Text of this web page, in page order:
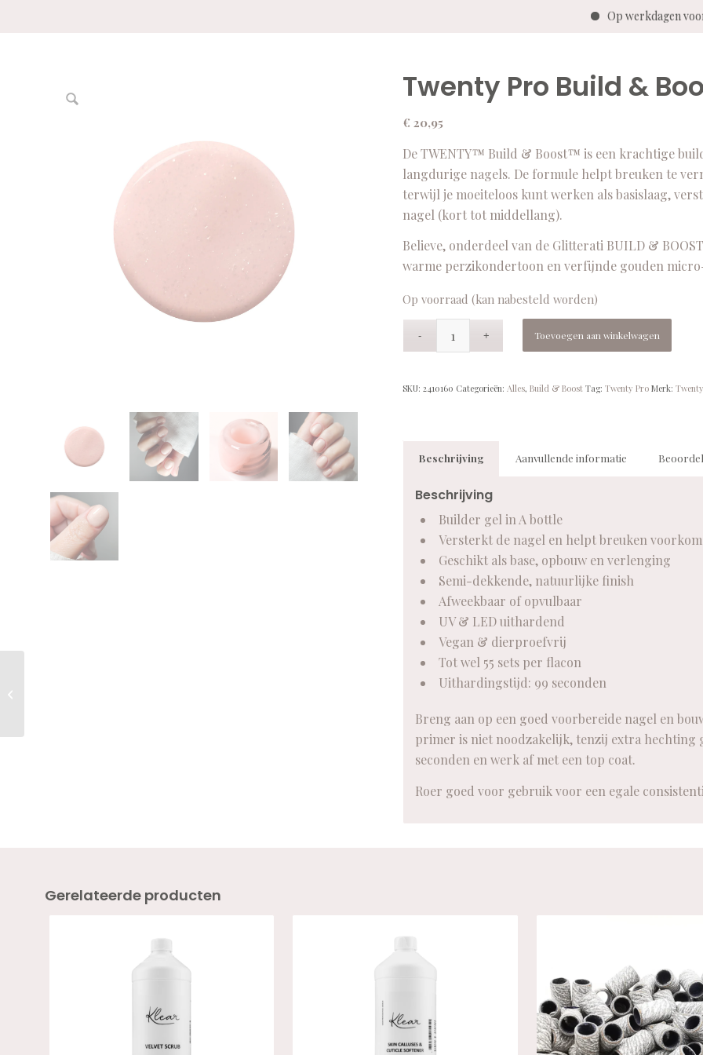
Op werkdagen
Twenty Pro Build &
€ 20,95
De TWENTY™ Build & Boost™ is een krachtige
langdurige nagels. De formule helpt breuken te
terwijl je moeiteloos kunt werken als basislaag,
nagel (kort tot middellang).
Believe, onderdeel van de Glitterati BUILD &
warme perzikondertoon en verfijnde gouden
Op voorraad (kan nabesteld worden)
Toevoegen aan winkelwagen
SKU: 2410160 Categorieën: Alles, Build & Boost Tag: Twenty Pro Merk:
Beschrijving Aanvullende informatie
Beschrijving
Builder gel in A bottle
Versterkt de nagel en helpt breuken
Geschikt als base, opbouw en verlenging
Semi-dekkende, natuurlijke finish
Afweekbaar of opvulbaar
UV & LED uithardend
Vegan & dierproefvrij
Tot wel 55 sets per flacon
Uithardingstijd: 99 seconden
Breng aan op een goed voorbereide nagel en
primer is niet noodzakelijk, tenzij extra hechting
seconden en werk af met een top coat.
Roer goed voor gebruik voor een egale
Gerelateerde producten